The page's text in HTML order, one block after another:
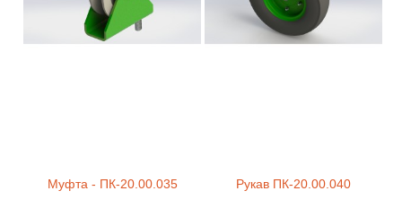
Муфта - ПК-20.00.035 Рукав ПК-20.00.040